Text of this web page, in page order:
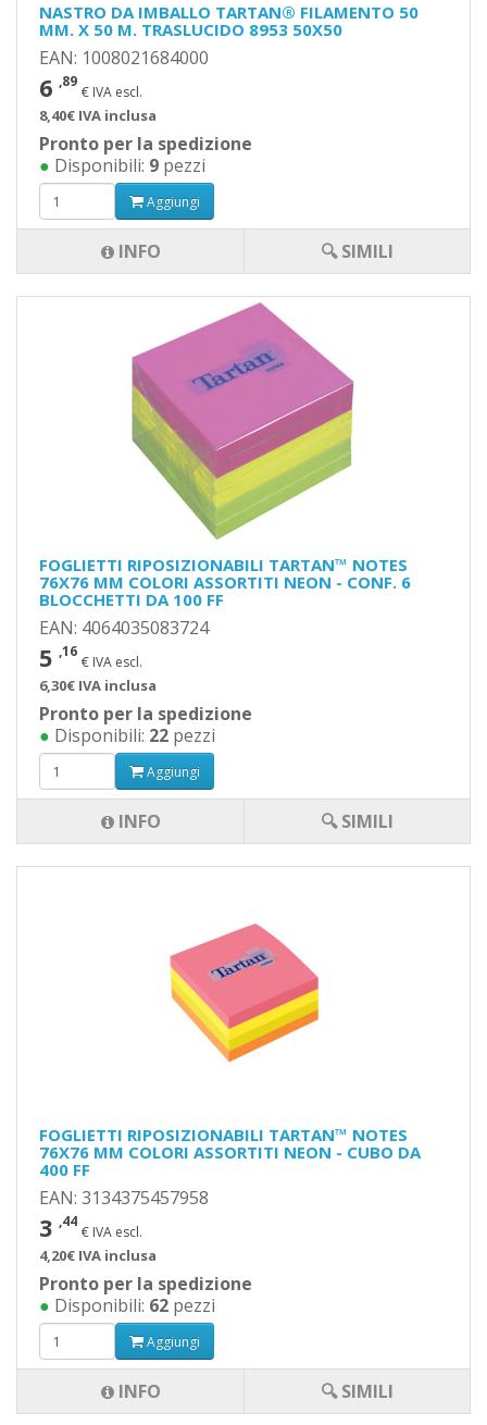
NASTRO DA IMBALLO TARTAN® FILAMENTO 50
MM. X 50 M. TRASLUCIDO 8953 50X50
EAN: 1008021684000
6 ,89
€ IVA escl.
8,40€ IVA inclusa
Pronto per la spedizione
● Disponibili: 9 pezzi
Aggiungi
INFO 🔍 SIMILI
FOGLIETTI RIPOSIZIONABILI TARTAN™ NOTES
76X76 MM COLORI ASSORTITI NEON - CONF. 6
BLOCCHETTI DA 100 FF
EAN: 4064035083724
5 ,16
€ IVA escl.
6,30€ IVA inclusa
Pronto per la spedizione
● Disponibili: 22 pezzi
Aggiungi
INFO 🔍 SIMILI
FOGLIETTI RIPOSIZIONABILI TARTAN™ NOTES
76X76 MM COLORI ASSORTITI NEON - CUBO DA
400 FF
EAN: 3134375457958
3 ,44
€ IVA escl.
4,20€ IVA inclusa
Pronto per la spedizione
● Disponibili: 62 pezzi
Aggiungi
INFO 🔍 SIMILI